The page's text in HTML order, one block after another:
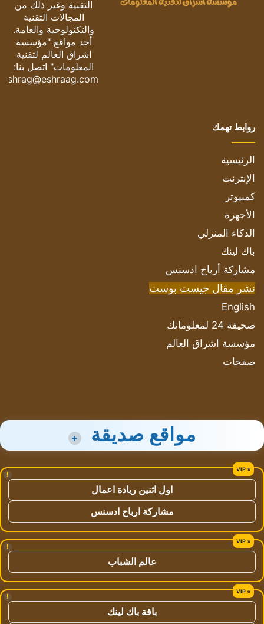
التقنية وغير ذلك من
المجالات التقنية
والتكنولوجية والعامة.
أحد مواقع "مؤسسة
اشراق العالم لتقنية
المعلومات" اتصل بنا:
eshrag@eshraag.com
روابط تهمك
الرئيسية
الإنترنت
كمبيوتر
الأجهزة
الذكاء المنزلي
باك لينك
مشاركة أرباح ادسنس
نشر مقال جيست بوست
English
صحيفة 24 لمعلوماتك
مؤسسة اشراق العالم
صفحات
مواقع صديقة +
!
اول اثنين ريادة اعمال
مشاركة ارباح ادسنس
!
عالم الشباب
!
باقة باك لينك